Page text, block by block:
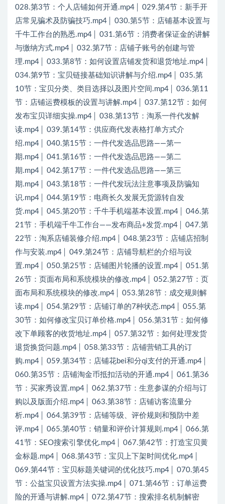
028.第3节：个人店铺如何开通.mp4│ 029.第4节：新手开
店常见骗术及防骗技巧.mp4│ 030.第5节：店铺基本设置与
千牛工作台的熟悉.mp4│ 031.第6节：消费者保证金的讲解
与缴纳方式.mp4│ 032.第7节：店铺子账号的创建与管
理.mp4│ 033.第8节：如何设置店铺发货和退货地址.mp4│
034.第9节：宝贝链接基础知识讲解与介绍.mp4│ 035.第
10节：宝贝分类、类目选择以及图片空间.mp4│ 036.第11
节：店铺运费模板的设置与讲解.mp4│ 037.第12节：如何
发布宝贝详细实操.mp4│ 038.第13节：淘系一件代发解
读.mp4│ 039.第14节：供应商代发表格打单方式介
绍.mp4│ 040.第15节：一件代发选品思路——第一
期.mp4│ 041.第16节：一件代发选品思路——第二
期.mp4│ 042.第17节：一件代发选品思路——第三
期.mp4│ 043.第18节：一件代发玩法注意事项及防骗知
识.mp4│ 044.第19节：电商长久发展无货源转自发
货.mp4│ 045.第20节：千牛手机端基本设置.mp4│ 046.第
21节：手机端千牛工作台——发布商品+发货.mp4│ 047.第
22节：淘系店铺装修介绍.mp4│ 048.第23节：店铺店招制
作与安装.mp4│ 049.第24节：店铺导航栏的介绍与设
置.mp4│ 050.第25节：店铺图片轮播的设置.mp4│ 051.第
26节：页面布局和系统模块的修改.mp4│ 052.第27节：页
面布局和系统模块的修改.mp4│ 053.第28节：成交规则解
读.mp4│ 054.第29节：店铺订单的7种状态.mp4│ 055.第
30节：如何修改宝贝订单价格.mp4│ 056.第31节：如何修
改下单顾客的收货地址.mp4│ 057.第32节：如何处理发货
退货换货问题.mp4│ 058.第33节：店铺营销工具的订
购.mp4│ 059.第34节：店铺花bei和分qi支付的开通.mp4│
060.第35节：店铺淘金币抵扣活动的开通.mp4│ 061.第36
节：买家秀设置.mp4│ 062.第37节：生意参谋的介绍与订
购以及版面介绍.mp4│ 063.第38节：店铺访客流量分
析.mp4│ 064.第39节：店铺等级、评价规则和预防中差
评.mp4│ 065.第40节：销量和评价计算规则.mp4│ 066.第
41节：SEO搜索引擎优化.mp4│ 067.第42节：打造宝贝黄
金标题.mp4│ 068.第43节：宝贝上下架时间优化.mp4│
069.第44节：宝贝标题关键词的优化技巧.mp4│ 070.第45
节：公益宝贝设置方法实操.mp4│ 071.第46节：订单运费
险的开通与讲解.mp4│ 072.第47节：搜索排名机制解密